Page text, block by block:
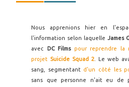
Nous apprenions hier en
l'information selon laquelle James
avec
DC Films pour reprendre la
projet Suicide Squad 2 . Le web
sang, segmentant d'un côté les
sans que personne n'ait eu de